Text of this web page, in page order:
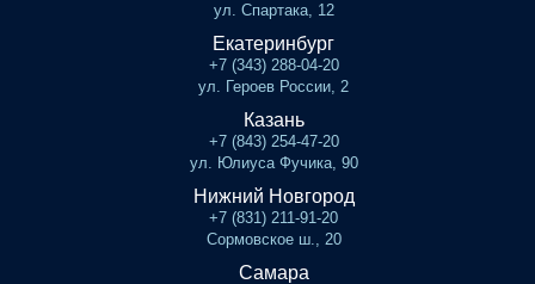
ул. Спартака, 12
Екатеринбург
+7 (343) 288-04-20
ул. Героев России, 2
Казань
+7 (843) 254-47-20
ул. Юлиуса Фучика, 90
Нижний Новгород
+7 (831) 211-91-20
Сормовское ш., 20
Самара